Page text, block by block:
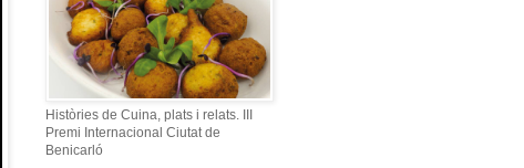
Històries de Cuina, plats i relats. III
Premi Internacional Ciutat de
Benicarló